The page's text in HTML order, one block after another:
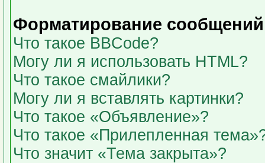
Форматирование
Что такое BBCode?
Могу ли я использовать HTML?
Что такое смайлики?
Могу ли я вставлять картинки?
Что такое «Объявление»?
Что такое «Прилепленная
Что значит «Тема закрыта»?